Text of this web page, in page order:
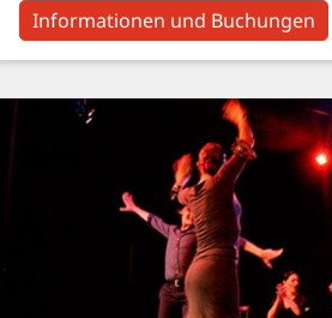
Informationen und Buchungen